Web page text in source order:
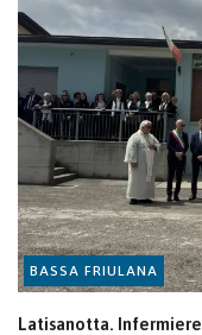
BASSA FRIULANA
Latisanotta.